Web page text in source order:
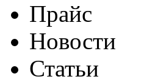
Прайс
Новости
Статьи